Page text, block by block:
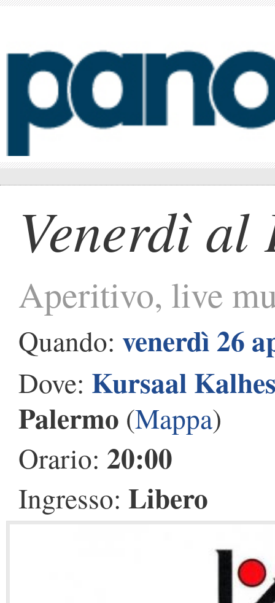
Venerdì al
Aperitivo, live
Quando: venerdì 26
Dove: Kursaal
Palermo (Mappa)
Orario: 20:00
Ingresso: Libero